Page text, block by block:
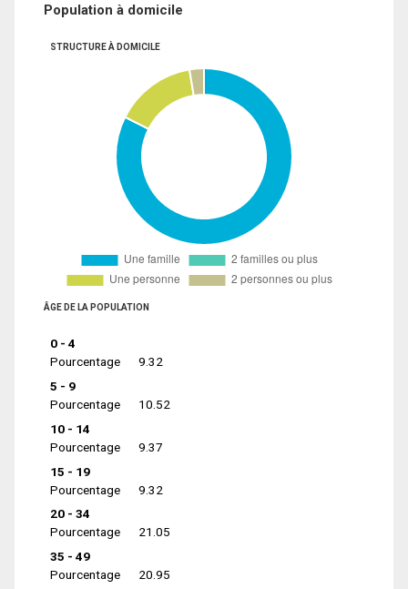
Population à domicile
STRUCTURE À DOMICILE
ÂGE DE LA POPULATION
0 - 4
Pourcentage
9.32
5 - 9
Pourcentage
10.52
10 - 14
Pourcentage
9.37
15 - 19
Pourcentage
9.32
20 - 34
Pourcentage
21.05
35 - 49
Pourcentage
20.95